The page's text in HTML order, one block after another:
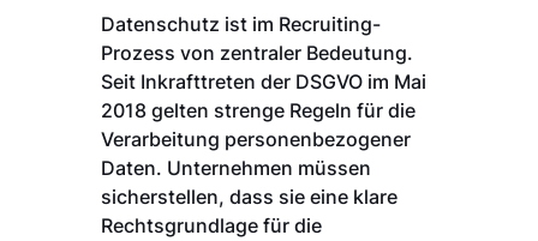
Datenschutz ist im Recruiting-
Prozess von zentraler Bedeutung.
Seit Inkrafttreten der DSGVO im Mai
2018 gelten strenge Regeln für die
Verarbeitung personenbezogener
Daten. Unternehmen müssen
sicherstellen, dass sie eine klare
Rechtsgrundlage für die